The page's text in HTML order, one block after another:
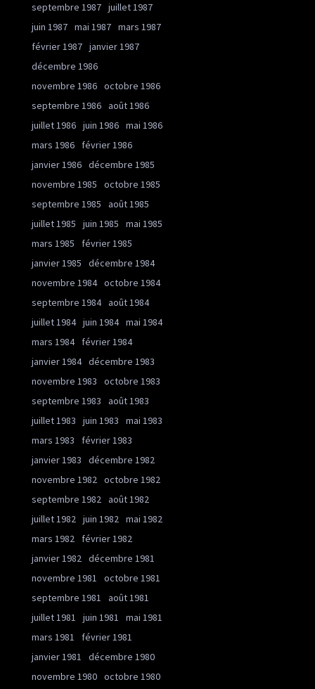
septembre 1987 juillet 1987
juin 1987 mai 1987 mars 1987
février 1987 janvier 1987
décembre 1986
novembre 1986 octobre 1986
septembre 1986 août 1986
juillet 1986 juin 1986 mai 1986
mars 1986
février 1986
janvier 1986 décembre 1985
novembre 1985
octobre 1985
septembre 1985
août 1985
juillet 1985
juin 1985
mai 1985
mars 1985
février 1985
janvier 1985
décembre 1984
novembre 1984 octobre 1984
septembre 1984 août 1984
juillet 1984 juin 1984 mai 1984
mars 1984
février 1984
janvier 1984 décembre 1983
novembre 1983
octobre 1983
septembre 1983
août 1983
juillet 1983
juin 1983
mai 1983
mars 1983
février 1983
janvier 1983
décembre 1982
novembre 1982 octobre 1982
septembre 1982 août 1982
juillet 1982 juin 1982 mai 1982
mars 1982
février 1982
janvier 1982 décembre 1981
novembre 1981
octobre 1981
septembre 1981
août 1981
juillet 1981
juin 1981
mai 1981
mars 1981
février 1981
janvier 1981
décembre 1980
novembre 1980 octobre 1980